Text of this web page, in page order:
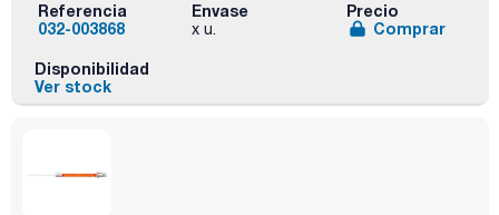
Referencia
032-003868
Envase
x u.
Precio
Comprar
Disponibilidad
Ver stock